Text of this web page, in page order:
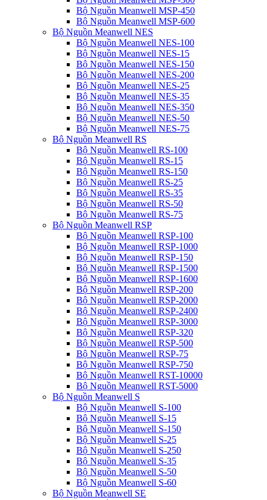
Bộ Nguồn Meanwell MSP-450
Bộ Nguồn Meanwell MSP-600
Bộ Nguồn Meanwell NES
Bộ Nguồn Meanwell NES-100
Bộ Nguồn Meanwell NES-15
Bộ Nguồn Meanwell NES-150
Bộ Nguồn Meanwell NES-200
Bộ Nguồn Meanwell NES-25
Bộ Nguồn Meanwell NES-35
Bộ Nguồn Meanwell NES-350
Bộ Nguồn Meanwell NES-50
Bộ Nguồn Meanwell NES-75
Bộ Nguồn Meanwell RS
Bộ Nguồn Meanwell RS-100
Bộ Nguồn Meanwell RS-15
Bộ Nguồn Meanwell RS-150
Bộ Nguồn Meanwell RS-25
Bộ Nguồn Meanwell RS-35
Bộ Nguồn Meanwell RS-50
Bộ Nguồn Meanwell RS-75
Bộ Nguồn Meanwell RSP
Bộ Nguồn Meanwell RSP-100
Bộ Nguồn Meanwell RSP-1000
Bộ Nguồn Meanwell RSP-150
Bộ Nguồn Meanwell RSP-1500
Bộ Nguồn Meanwell RSP-1600
Bộ Nguồn Meanwell RSP-200
Bộ Nguồn Meanwell RSP-2000
Bộ Nguồn Meanwell RSP-2400
Bộ Nguồn Meanwell RSP-3000
Bộ Nguồn Meanwell RSP-320
Bộ Nguồn Meanwell RSP-500
Bộ Nguồn Meanwell RSP-75
Bộ Nguồn Meanwell RSP-750
Bộ Nguồn Meanwell RST-10000
Bộ Nguồn Meanwell RST-5000
Bộ Nguồn Meanwell S
Bộ Nguồn Meanwell S-100
Bộ Nguồn Meanwell S-15
Bộ Nguồn Meanwell S-150
Bộ Nguồn Meanwell S-25
Bộ Nguồn Meanwell S-250
Bộ Nguồn Meanwell S-35
Bộ Nguồn Meanwell S-50
Bộ Nguồn Meanwell S-60
Bộ Nguồn Meanwell SE